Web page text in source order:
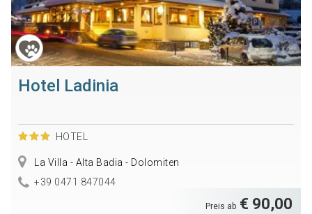
Hotel Ladinia
HOTEL
La Villa - Alta Badia - Dolomiten
+39 0471 847044
Preis ab € 90,00